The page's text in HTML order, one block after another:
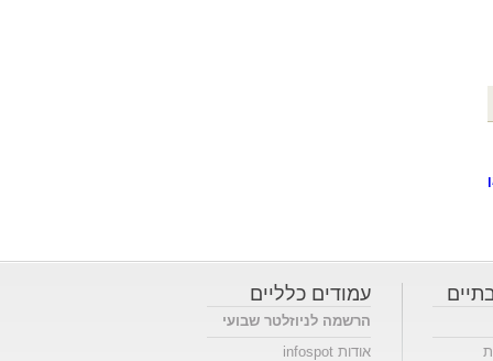
עמודים כלליים
הרשמה לניוזלטר שבועי
אודות infospot